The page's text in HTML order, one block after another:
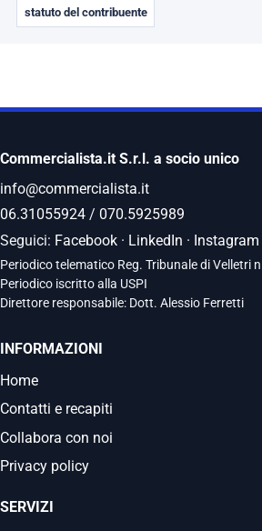
statuto del contribuente
Commercialista.it S.r.l. a socio unico
info@commercialista.it
06.31055924 / 070.5925989
Seguici: Facebook · LinkedIn · Instagram
Periodico telematico Reg. Tribunale di Velletri
Periodico iscritto alla USPI
Direttore responsabile: Dott. Alessio Ferretti
INFORMAZIONI
Home
Contatti e recapiti
Collabora con noi
Privacy policy
SERVIZI